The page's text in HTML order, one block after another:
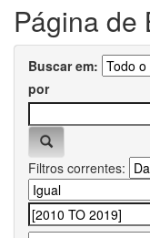
Página de
Buscar em:
por
Filtros correntes: